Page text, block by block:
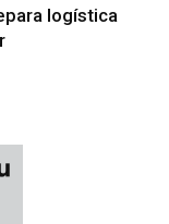
logística